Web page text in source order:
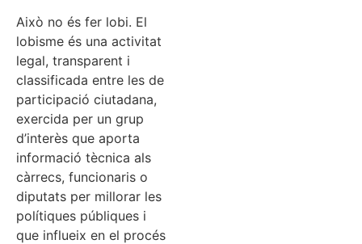
Això no és fer lobi. El
lobisme és una activitat
legal, transparent i
classificada entre les de
participació ciutadana,
exercida per un grup
d’interès que aporta
informació tècnica als
càrrecs, funcionaris o
diputats per millorar les
polítiques públiques i
que influeix en el procés